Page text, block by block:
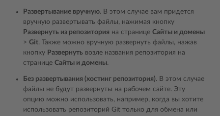
Развертывание вручную. В этом случае вам придется
вручную развертывать файлы, нажимая кнопку
Развернуть из репозитория на странице Сайты и домены
> Git. Также можно вручную развернуть файлы, нажав
кнопку Развернуть возле названия репозитория на
странице Сайты и домены.
Без развертывания (хостинг репозитория). В этом случае
файлы не будут развернуты на рабочем сайте. Эту
опцию можно использовать, например, когда вы хотите
использовать репозиторий Git только для обмена или